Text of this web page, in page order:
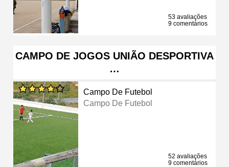
53 avaliações
9 comentários
CAMPO DE JOGOS UNIÃO DESPORTIVA
…
Campo De Futebol
Campo De Futebol
52 avaliações
9 comentários